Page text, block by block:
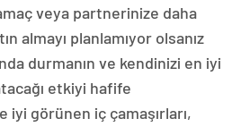
veya partnerinize daha
almayı planlamıyor olsanız
durmanın ve kendinizi en iyi
etkiyi hafife
iyi görünen iç çamaşırları,